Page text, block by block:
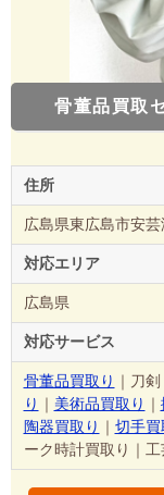
骨董品買取
住所
広島県東広島市安
対応エリア
広島県
対応サービス
骨董品買取り ｜刀
り ｜ 美術品買取り ｜
陶器買取り ｜ 切手買
ーク時計買取り｜工